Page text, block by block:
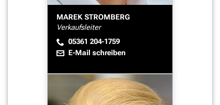
MAREK STROMBERG
Verkaufsleiter
05361 204-1759
E-Mail schreiben